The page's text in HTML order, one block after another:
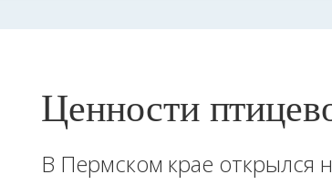
Ценности
В Пермском крае открылся